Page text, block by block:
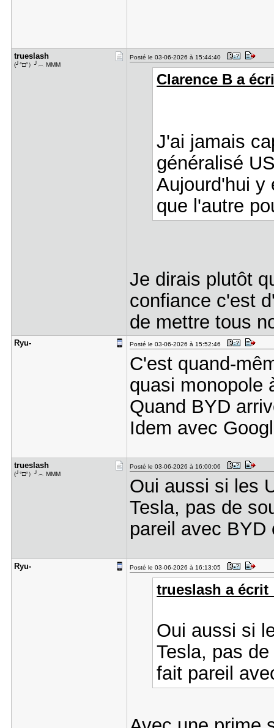
trueslash
(╯°□°）╯︵ MMM
Posté le 03-06-2026 à 15:44:40
Clarence B a
J'ai jamais
généralisé
Aujourd'hui y
que l'autre
Je dirais plutôt
confiance c'est
de mettre tous
Ryu- Posté le 03-06-2026 à 15:52:46
C'est quand-
quasi monopole
Quand BYD
Idem avec
trueslash
(╯°□°）╯︵ MMM
Posté le 03-06-2026 à 16:00:06
Oui aussi si les
Tesla, pas de
pareil avec
Ryu- Posté le 03-06-2026 à 16:13:05
trueslash a écrit
Oui aussi si
Tesla, pas
fait pareil